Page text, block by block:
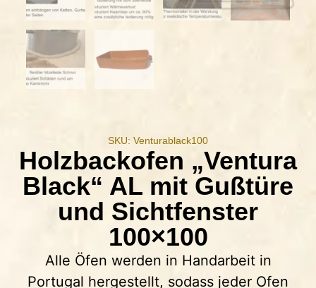
SKU: Venturablack100
Holzbackofen „Ventura
Black“ AL mit Gußtüre
und Sichtfenster
100×100
Alle Öfen werden in Handarbeit in
Portugal hergestellt, sodass jeder Ofen